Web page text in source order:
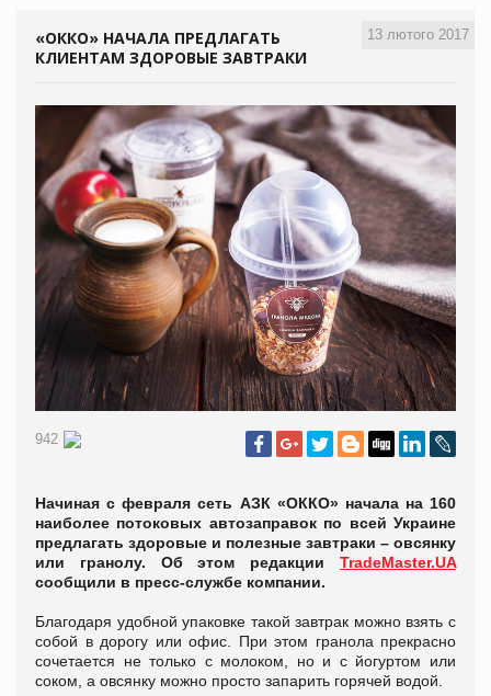
13 лютого 2017
«ОККО» НАЧАЛА ПРЕДЛАГАТЬ
КЛИЕНТАМ ЗДОРОВЫЕ ЗАВТРАКИ
942
Начиная с февраля сеть АЗК «ОККО» начала на 160
наиболее потоковых автозаправок по всей Украине
предлагать здоровые и полезные завтраки – овсянку
или гранолу. Об этом редакции TradeMaster.UA
сообщили в пресс-службе компании.
Благодаря удобной упаковке такой завтрак можно взять с
собой в дорогу или офис. При этом гранола прекрасно
сочетается не только с молоком, но и с йогуртом или
соком, а овсянку можно просто запарить горячей водой.